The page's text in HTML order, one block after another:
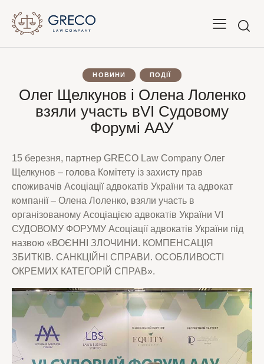
НОВИНИ ПОДІЇ
Олег Щелкунов і Олена Лоленко
взяли участь вVI Судовому
Форумі ААУ
15 березня, партнер GRECO Law Company Олег
Щелкунов – голова Комітету із захисту прав
споживачів Асоціації адвокатів України та адвокат
компанії – Олена Лоленко, взяли участь в
організованому Асоціацією адвокатів України VI
СУДОВОМУ ФОРУМУ Асоціації адвокатів України під
назвою «ВОЄННІ ЗЛОЧИНИ. КОМПЕНСАЦІЯ
ЗБИТКІВ. САНКЦІЙНІ СПРАВИ. ОСОБЛИВОСТІ
ОКРЕМИХ КАТЕГОРІЙ СПРАВ».